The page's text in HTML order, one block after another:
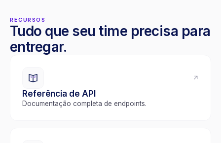
RECURSOS
Tudo que seu time precisa para
entregar.
↗
Referência de API
Documentação completa de endpoints.